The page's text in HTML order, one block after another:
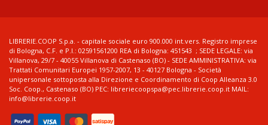
LIBRERIE.COOP S.p.a. - capitale sociale euro 900.000 int.vers. Registro imprese
di Bologna, C.F. e P.I.: 02591561200 REA di Bologna: 451543 ; SEDE LEGALE: via
Villanova, 29/7 - 40055 Villanova di Castenaso (BO) - SEDE AMMINISTRATIVA: via
Trattati Comunitari Europei 1957-2007, 13 - 40127 Bologna - Società
unipersonale sottoposta alla Direzione e Coordinamento di Coop Alleanza 3.0
Soc. Coop., Castenaso (BO) PEC: libreriecoopspa@pec.librerie.coop.it MAIL:
info@librerie.coop.it